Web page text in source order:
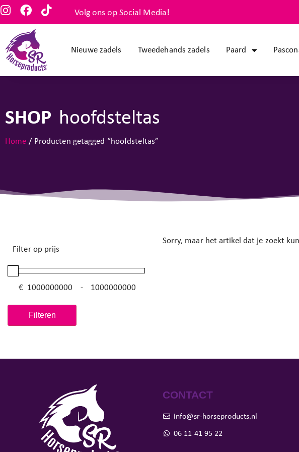
Volg ons op Social Media!
Nieuwe zadels Tweedehands zadels Paard
SHOP hoofdsteltas
Home / Producten getagged “hoofdsteltas”
Filter op prijs
€ Minimale prijs
-
Maximale prijs
Filteren
Sorry, maar het artikel dat je zoekt
CONTACT
info@sr-horseproducts.nl
06 11 41 95 22